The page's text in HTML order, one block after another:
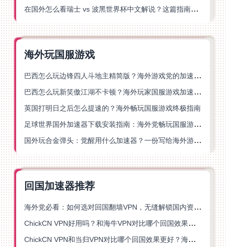
在国外怎么看瑞士 vs 波黑世界杯中文解说？这篇指南帮你搞定所有地区限制问题
海外玩国服游戏
巴西怎么玩边锋四人斗地主精简版？海外游戏党的加速器终极选择
巴西怎么玩新笑傲江湖不卡顿？海外玩家国服游戏加速终极指南（附猫和老鼠一梦江湖实测）
英国打明日之后怎么提速的？海外畅玩国服游戏终极指南
足球世界国外加速器下载安装指南：海外党畅玩国服游戏的终极解决方案
国外玩合金弹头：觉醒用什么加速器？一份写给海外游子的畅玩指南
回国加速器推荐
海外党必看：如何选对回国翻墙VPN，无缝解锁国内资源？
ChickCN VPN好用吗？和海牛VPN对比哪个回国效果更好？
ChickCN VPN和当归VPN对比哪个回国效果更好？海外党亲测后选了它